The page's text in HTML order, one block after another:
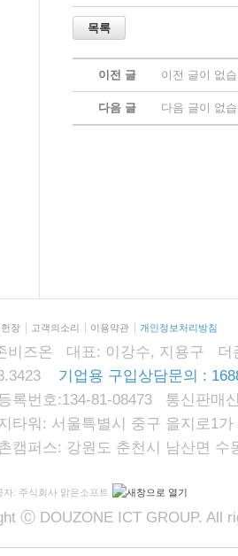
이전 글 이전 글이 없
다음 글 다음 글이 없
장 고객의소리 이용약관 개인정보처리방침
비즈온 대표: 이강수, 지용구 더
기업용 구입상담문의 :
록번호:134-81-08473 통신판매
타워: 서울특별시 중구 을지로1
캠퍼스: 강원도 춘천시 남산면
자: 주식회사 맑은소프트
Ⓒ DOUZONE ICT GROUP. All